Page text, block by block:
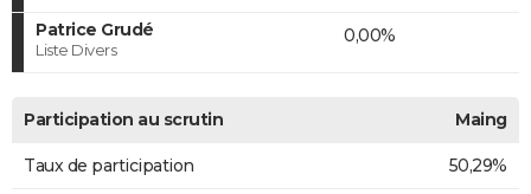
Patrice Grudé
Liste Divers
0,00%
Participation au scrutin Maing
Taux de participation 50,29%